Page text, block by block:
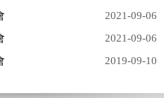
專題
專區
2021-09-06
2021-09-06
2019-09-10